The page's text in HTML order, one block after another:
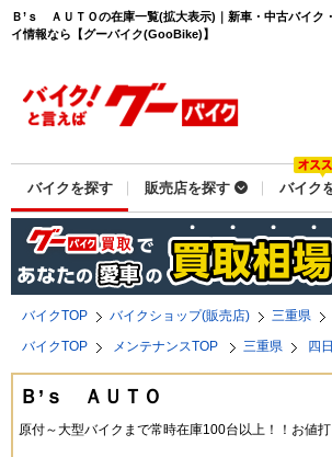
Ｂ’ｓ ＡＵＴＯの在庫一覧(拡大表示)｜新車・中古バイク
イ情報なら【グーバイク(GooBike)】
バイクを探す 販売店を探す バイク
バイクTOP バイクショップ(販売店) 三重県
バイクTOP
メンテナンスTOP 三重県 四
Ｂ’ｓ ＡＵＴＯ
原付～大型バイクまで常時在庫100台以上！！お値